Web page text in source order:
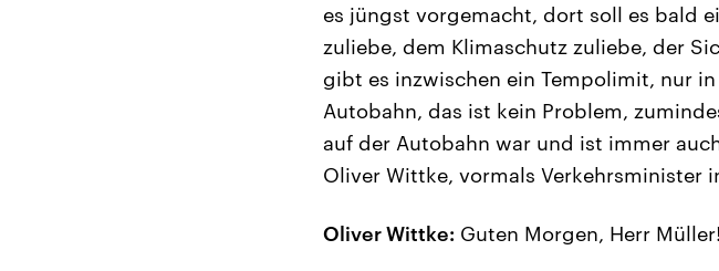
es jüngst vorgemacht, dort soll es bald
zuliebe, dem Klimaschutz zuliebe, der
gibt es inzwischen ein Tempolimit, nur
Autobahn, das ist kein Problem,
auf der Autobahn war und ist immer
Oliver Wittke, vormals Verkehrsminister
Oliver Wittke: Guten Morgen, Herr Müller!